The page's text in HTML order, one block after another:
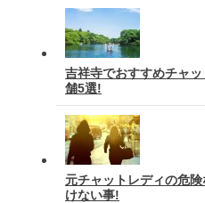
吉祥寺でおすすめチャ
舗5選!
元チャットレディの危
けない事!